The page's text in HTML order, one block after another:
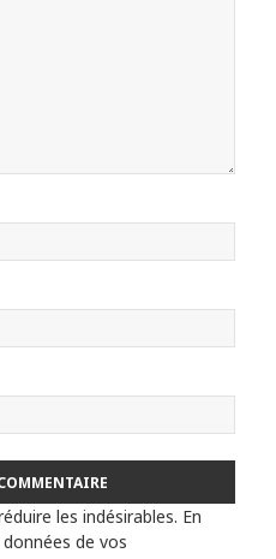
les indésirables. En
de vos